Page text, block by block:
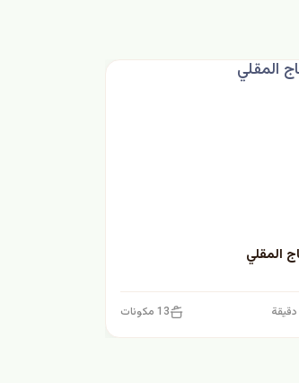
المقلي
13 مكونات